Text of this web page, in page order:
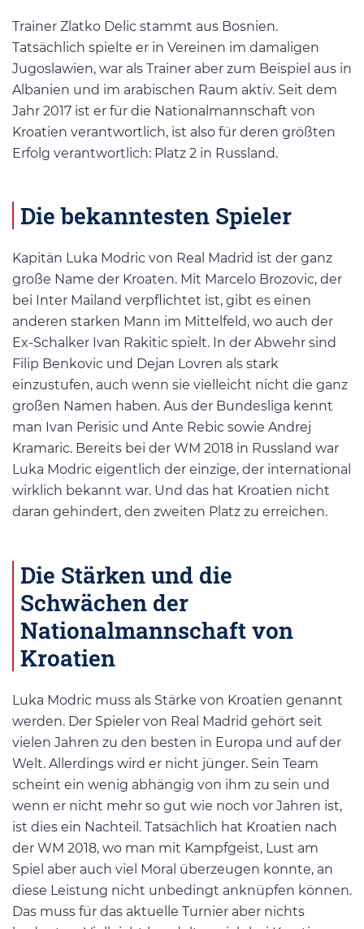
Trainer Zlatko Delic stammt aus Bosnien.
Tatsächlich spielte er in Vereinen im damaligen
Jugoslawien, war als Trainer aber zum Beispiel aus in
Albanien und im arabischen Raum aktiv. Seit dem
Jahr 2017 ist er für die Nationalmannschaft von
Kroatien verantwortlich, ist also für deren größten
Erfolg verantwortlich: Platz 2 in Russland.
Die bekanntesten Spieler
Kapitän Luka Modric von Real Madrid ist der ganz
große Name der Kroaten. Mit Marcelo Brozovic, der
bei Inter Mailand verpflichtet ist, gibt es einen
anderen starken Mann im Mittelfeld, wo auch der
Ex-Schalker Ivan Rakitic spielt. In der Abwehr sind
Filip Benkovic und Dejan Lovren als stark
einzustufen, auch wenn sie vielleicht nicht die ganz
großen Namen haben. Aus der Bundesliga kennt
man Ivan Perisic und Ante Rebic sowie Andrej
Kramaric. Bereits bei der WM 2018 in Russland war
Luka Modric eigentlich der einzige, der international
wirklich bekannt war. Und das hat Kroatien nicht
daran gehindert, den zweiten Platz zu erreichen.
Die Stärken und die
Schwächen der
Nationalmannschaft von
Kroatien
Luka Modric muss als Stärke von Kroatien genannt
werden. Der Spieler von Real Madrid gehört seit
vielen Jahren zu den besten in Europa und auf der
Welt. Allerdings wird er nicht jünger. Sein Team
scheint ein wenig abhängig von ihm zu sein und
wenn er nicht mehr so gut wie noch vor Jahren ist,
ist dies ein Nachteil. Tatsächlich hat Kroatien nach
der WM 2018, wo man mit Kampfgeist, Lust am
Spiel aber auch viel Moral überzeugen konnte, an
diese Leistung nicht unbedingt anknüpfen können.
Das muss für das aktuelle Turnier aber nichts